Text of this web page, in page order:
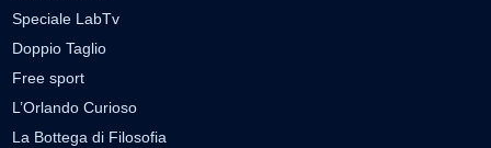
Speciale LabTv
Doppio Taglio
Free sport
L’Orlando Curioso
La Bottega di Filosofia